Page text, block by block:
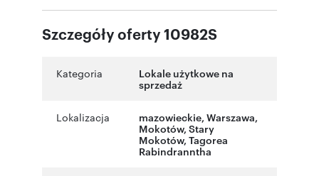
Szczegóły oferty 10982S
Kategoria
Lokale użytkowe na
sprzedaż
Lokalizacja mazowieckie, Warszawa,
Mokotów, Stary
Mokotów, Tagorea
Rabindranntha